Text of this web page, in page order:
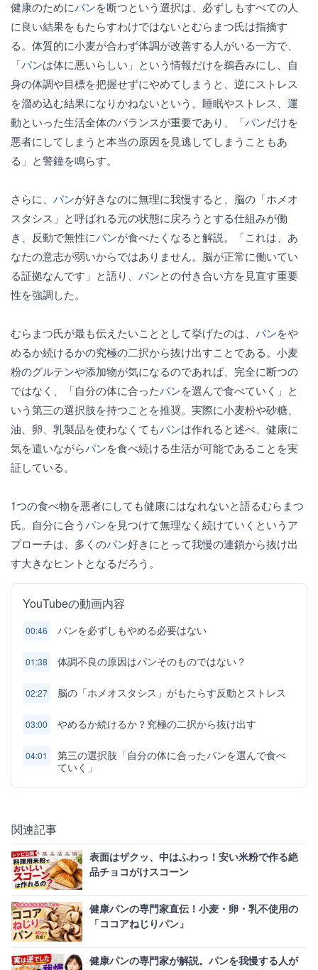
健康のためにパンを断つという選択は、必ずしもすべての人
に良い結果をもたらすわけではないとむらまつ氏は指摘す
る。体質的に小麦が合わず体調が改善する人がいる一方で、
「パンは体に悪いらしい」という情報だけを鵜呑みにし、自
身の体調や目標を把握せずにやめてしまうと、逆にストレス
を溜め込む結果になりかねないという。睡眠やストレス、運
動といった生活全体のバランスが重要であり、「パンだけを
悪者にしてしまうと本当の原因を見逃してしまうこともあ
る」と警鐘を鳴らす。
さらに、 パンが好きなのに無理に我慢すると、脳の「ホメオ
スタシス」と呼ばれる元の状態に戻ろうとする仕組みが働
き、反動で無性にパンが食べたくなると解説。「これは、あ
なたの意志が弱いからではありません。脳が正常に働いてい
る証拠なんです」と語り、 パンとの付き合い方を見直す重要
性を強調した。
むらまつ氏が最も伝えたいこととして挙げたのは、 パンをや
めるか続けるかの究極の二択から抜け出すことである。小麦
粉のグルテンや添加物が気になるのであれば、完全に断つの
ではなく、「自分の体に合ったパンを選んで食べていく」と
いう第三の選択肢を持つことを推奨。実際に小麦粉や砂糖、
油、卵、乳製品を使わなくてもパンは作れると述べ、健康に
気を遣いながらパンを食べ続ける生活が可能であることを実
証している。
1つの食べ物を悪者にしても健康にはなれないと語るむらまつ
氏。自分に合うパンを見つけて無理なく続けていくというア
プローチは、多くのパン好きにとって我慢の連鎖から抜け出
す大きなヒントとなるだろう。
YouTubeの動画内容
00:46 パンを必ずしもやめる必要はない
01:38 体調不良の原因はパンそのものではない？
02:27 脳の「ホメオスタシス」がもたらす反動とストレス
03:00 やめるか続けるか？究極の二択から抜け出す
04:01
第三の選択肢「自分の体に合ったパンを選んで食べ
ていく」
関連記事
表面はザクッ、中はふわっ！安い米粉で作る絶
品チョコがけスコーン
健康パンの専門家直伝！小麦・卵・乳不使用の
「ココアねじりパン」
健康パンの専門家が解説。パンを我慢する人が